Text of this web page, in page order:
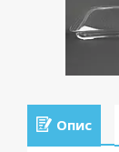
Опис